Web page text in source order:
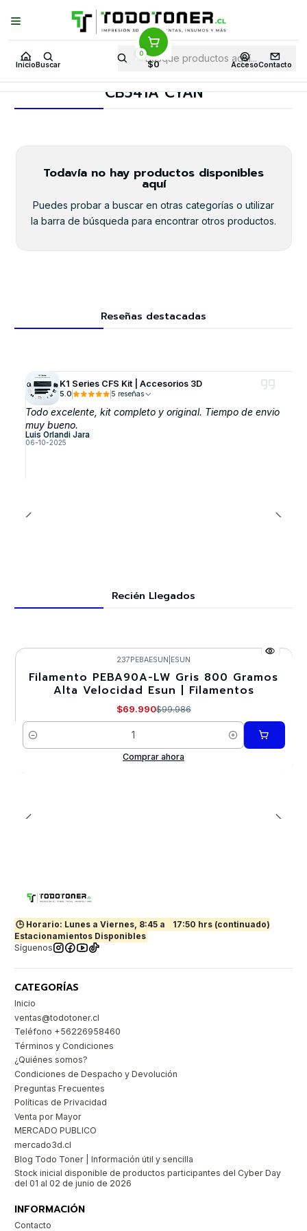
Inicio Buscar
0
$0 AccesoContacto
Puedes Elegir: Comprar enTienda· Despachoa Todo Chile · Retiro en
Tienda en24 Horas
Inicio Toner y tambor Toner Alternativo HP Insumos HP
CB541A CYAN
CB541A CYAN
Todavía no hay productos disponibles
aquí
Puedes probar a buscar en otras categorías o utilizar
la barra de búsqueda para encontrar otros productos.
Reseñas destacadas
K1 Series CFS Kit | Accesorios 3D
5.0 5 reseñas
Todo excelente, kit completo y original. Tiempo de envio
muy bueno.
Luis Orlandi Jara
06-10-2025
Recién Llegados
-30%
237PEBAESUN ESUN
Filamento PEBA90A-LW Gris 800 Gramos
Alta Velocidad Esun | Filamentos
$69.990$99.986
Cantidad
Comprar ahora
🕒 Horario: Lunes a Viernes, 8:45 a
17:50 hrs (continuado)
Estacionamientos Disponibles
Síguenos
CATEGORÍAS
Inicio
ventas@todotoner.cl
Teléfono +56226958460
Términos y Condiciones
¿Quiénes somos?
Condiciones de Despacho y Devolución
Preguntas Frecuentes
Políticas de Privacidad
Venta por Mayor
MERCADO PUBLICO
mercado3d.cl
Blog Todo Toner | Información útil y sencilla
Stock inicial disponible de productos participantes del Cyber Day
del 01 al 02 de junio de 2026
INFORMACIÓN
Contacto